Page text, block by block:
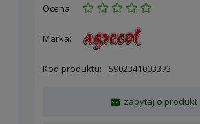
Ocena:
Marka:
Kod produktu: 5902341003373
zapytaj o produkt